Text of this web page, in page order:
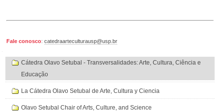
Fale conosco:catedraarteculturausp@usp.br
Cátedra Olavo Setubal - Transversalidades: Arte, Cultura, Ciência e
Educação
La Cátedra Olavo Setubal de Arte, Cultura y Ciencia
Olavo Setubal Chair of Arts, Culture, and Science